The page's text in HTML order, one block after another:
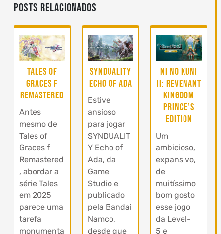
Posts Relacionados
Tales of
Graces f
Remastered
Antes
mesmo de
Tales of
Graces f
Remastered
, abordar a
série Tales
em 2025
parece uma
tarefa
monumenta
SYNDUALITY
Echo of Ada
Estive
ansioso
para jogar
SYNDUALIT
Y Echo of
Ada, da
Game
Studio e
publicado
pela Bandai
Namco,
desde que
Ni no Kuni
II: Revenant
Kingdom
PRINCE’S
EDITION
Um
ambicioso,
expansivo,
de
muitíssimo
bom gosto
esse jogo
da Level-
5 e